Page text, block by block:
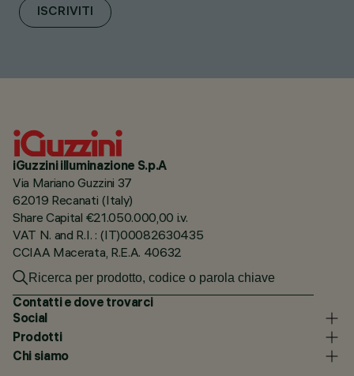
ISCRIVITI
iGuzzini illuminazione S.p.A
Via Mariano Guzzini 37
62019 Recanati (Italy)
Share Capital €21.050.000,00 i.v.
VAT N. and R.I. : (IT)00082630435
CCIAA Macerata, R.E.A. 40632
Contatti e dove trovarci
Social
Prodotti
Chi siamo